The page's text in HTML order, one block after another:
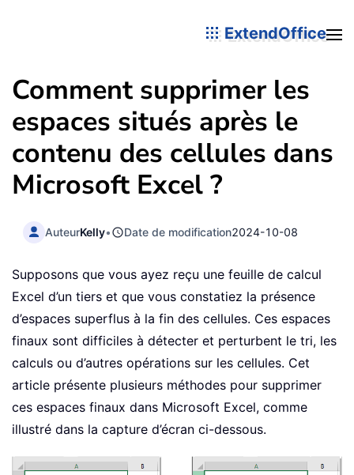
ExtendOffice
Comment supprimer les
espaces situés après le
contenu des cellules dans
Microsoft Excel ?
AuteurKelly• Date de modification2024-10-08
Supposons que vous ayez reçu une feuille de calcul
Excel d’un tiers et que vous constatiez la présence
d’espaces superflus à la fin des cellules. Ces espaces
finaux sont difficiles à détecter et perturbent le tri, les
calculs ou d’autres opérations sur les cellules. Cet
article présente plusieurs méthodes pour supprimer
ces espaces finaux dans Microsoft Excel, comme
illustré dans la capture d’écran ci-dessous.